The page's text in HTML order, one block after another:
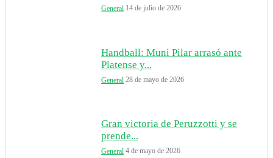
General 14 de julio de 2026
Handball: Muni Pilar arrasó ante
Platense y...
General 28 de mayo de 2026
Gran victoria de Peruzzotti y se
prende...
General 4 de mayo de 2026